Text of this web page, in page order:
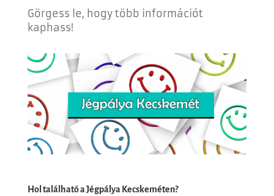
Görgess le, hogy több információt
kaphass!
Hol található aJégpálya Kecskeméten?